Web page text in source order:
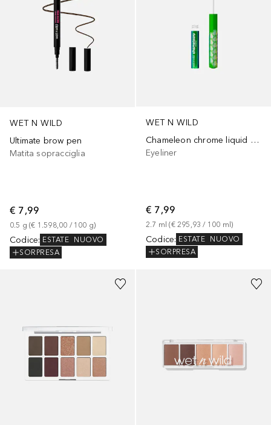
WET N WILD
Ultimate brow pen
Matita sopracciglia
€ 7,99
0.5 g (€ 1.598,00 / 100 g)
Codice: ESTATE
NUOVO
SORPRESA
WET N WILD
Chameleon chrome liquid eyeliner
Eyeliner
€ 7,99
2.7 ml (€ 295,93 / 100 ml)
Codice: ESTATE
NUOVO
SORPRESA